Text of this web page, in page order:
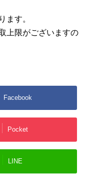
ます。
上限がございますの
Facebook
Pocket
LINE